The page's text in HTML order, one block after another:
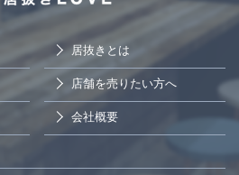
居抜きとは
店舗を売りたい方へ
会社概要